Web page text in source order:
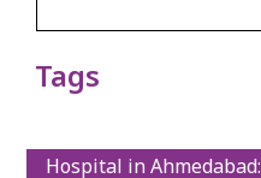
Tags
Hospital in Ahmedabad: